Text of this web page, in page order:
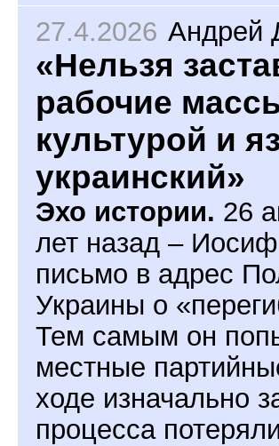
27.4.2026 Андрей
«Нельзя
рабочие
культурой и
украинский»
Эхо истории. 26
лет назад –
письмо в адрес
Украины о
Тем самым он
местные
ходе изначально
процесса